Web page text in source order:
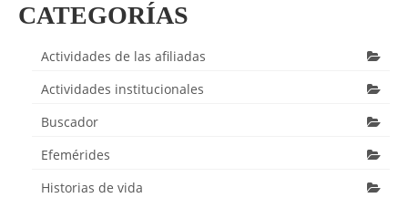
CATEGORÍAS
Actividades de las afiliadas
Actividades institucionales
Buscador
Efemérides
Historias de vida